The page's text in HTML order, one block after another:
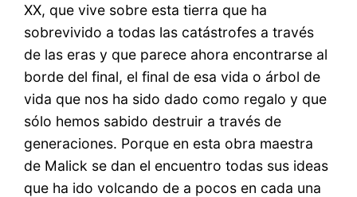
XX, que vive sobre esta tierra que ha
sobrevivido a todas las catástrofes a través
de las eras y que parece ahora encontrarse al
borde del final, el final de esa vida o árbol de
vida que nos ha sido dado como regalo y que
sólo hemos sabido destruir a través de
generaciones. Porque en esta obra maestra
de Malick se dan el encuentro todas sus ideas
que ha ido volcando de a pocos en cada una